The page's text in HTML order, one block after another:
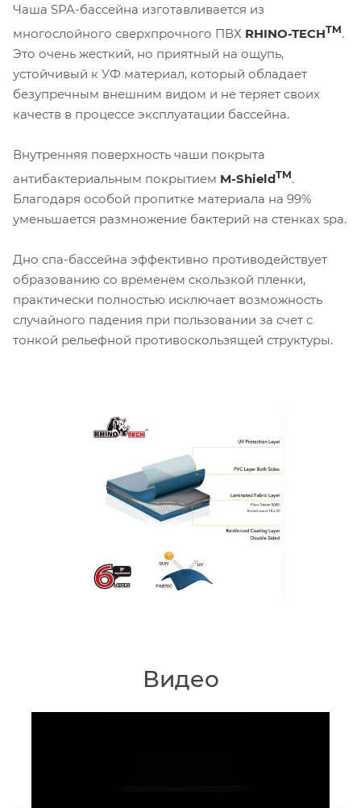
Чаша SPA-бассейна изготавливается из
многослойного сверхпрочного ПВХ RHINO-TECHTM.
Это очень жесткий, но приятный на ощупь,
устойчивый к УФ материал, который обладает
безупречным внешним видом и не теряет своих
качеств в процессе эксплуатации бассейна.
Внутренняя поверхность чаши покрыта
антибактериальным покрытием M-ShieldTM.
Благодаря особой пропитке материала на 99%
уменьшается размножение бактерий на стенках spa.
Дно спа-бассейна эффективно противодействует
образованию со временем скользкой пленки,
практически полностью исключает возможность
случайного падения при пользовании за счет с
тонкой рельефной противоскользящей структуры.
Видео